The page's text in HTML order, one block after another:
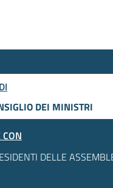
DEI MINISTRI
DELLE